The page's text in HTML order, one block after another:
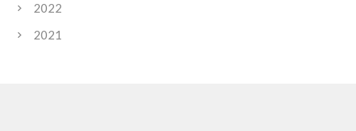
2022
2021